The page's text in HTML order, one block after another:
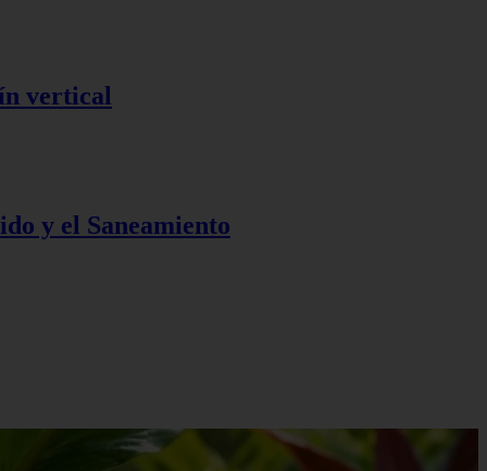
vertical
y el Saneamiento